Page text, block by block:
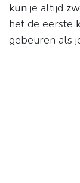
kun je altijd
het de eerste
gebeuren als